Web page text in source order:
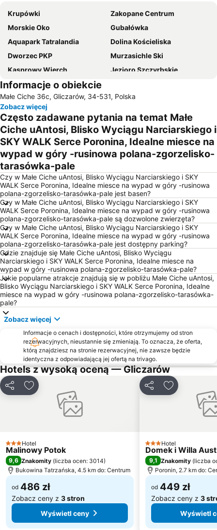
Krupówki
Zakopane Centrum
Morskie Oko
Gubałówka
Aquapark Tatralandia
Dolina Kościeliska
Dworzec PKP
Murzasichle Ski
Kasprowy Wierch
Jezioro Szczyrbskie
Kuźnice
Dolina Chochołowska
Małe Ciche - Stacja Narciarska
Bania Ski & Fun
Starý Smokovec - Hrebienok Funicular
Muzeum Powstania Chochołowskiego
Gubałówka
Terma Bukowina Tatrzańska
Czorsztyn Ski
Homole – Jaworki
Jaszczurówka
Dolina Pięciu Stawów Polskich
Aqua Park
Krzeptówki
Bachledka Ski and Sun
Kotelnica Białczańska
Zalew Czorsztyński
Muzeum Walki i Męczeństwa - Palace
Dworzec Autobusowy PKS
U Steni – Gliczarów Górny
Wielka Krokiew im Stanisława Marusarza
Czarny Potok
Stacja kolejowa Starý Smokovec
Antałówka
Hawrań - Jurgów Ski
Harenda
Dolina Strążyska
Kaniówka - Wyciąg Narciarski
Pieniński Park Narodowy
Tatrzański Park Narodowy
Popradske Pleso Lake
Rabkoland
Przystań Szczawnica
Kolej Linowa Polana Szymoszkowa
Rysy
AquaCity
Kasprusie
Informacje o obiekcie
Małe Ciche 36c, Gliczarów, 34-531, Polska
Zobacz więcej
Często zadawane pytania na temat Małe
Ciche uAntosi, Blisko Wyciągu Narciarskiego i
SKY WALK Serce Poronina, Idealne miesce na
wypad w góry -rusinowa polana-zgorzelisko-
tarasówka-pale
Czy w Małe Ciche uAntosi, Blisko Wyciągu Narciarskiego i SKY
WALK Serce Poronina, Idealne miesce na wypad w góry -rusinowa
polana-zgorzelisko-tarasówka-pale jest basen?
Czy w Małe Ciche uAntosi, Blisko Wyciągu Narciarskiego i SKY
WALK Serce Poronina, Idealne miesce na wypad w góry -rusinowa
polana-zgorzelisko-tarasówka-pale są dozwolone zwierzęta?
Czy w Małe Ciche uAntosi, Blisko Wyciągu Narciarskiego i SKY
WALK Serce Poronina, Idealne miesce na wypad w góry -rusinowa
polana-zgorzelisko-tarasówka-pale jest dostępny parking?
Gdzie znajduje się Małe Ciche uAntosi, Blisko Wyciągu
Narciarskiego i SKY WALK Serce Poronina, Idealne miesce na
wypad w góry -rusinowa polana-zgorzelisko-tarasówka-pale?
Jakie popularne atrakcje znajdują się w pobliżu Małe Ciche uAntosi,
Blisko Wyciągu Narciarskiego i SKY WALK Serce Poronina, Idealne
miesce na wypad w góry -rusinowa polana-zgorzelisko-tarasówka-
pale?
Zobacz więcej
Informacje o cenach i dostępności, które otrzymujemy od stron
rezerwacyjnych, nieustannie się zmieniają. To oznacza, że oferta,
którą znajdziesz na stronie rezerwacyjnej, nie zawsze będzie
identyczna z odpowiadającą jej ofertą na trivago.
Hotels z wysoką oceną — Gliczarów
UdostępnijDodaj do ulubionych
3 Kategoria
Hotel
Malinowy Potok
9,6 Znakomity (liczba ocen: 3014)
Bukowina Tatrzańska, 4.5 km do: Centrum
od 486 zł
Zobacz ceny z 3 stron
Wyświetl ceny
UdostępnijDodaj do
3 Kategoria
Hotel
Domek i Willa
9,1 Znakomity (liczba
Poronin, 2.7 km do:
od 449 zł
Zobacz ceny z 3
Wyświetl